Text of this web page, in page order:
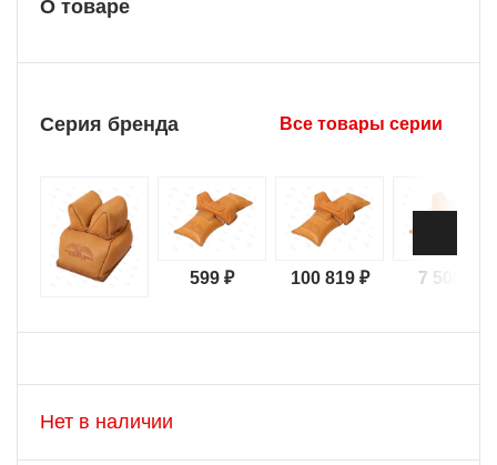
О товаре
Серия бренда Все товары серии
599 ₽ 100 819 ₽ 7 500 ₽
Нет в наличии